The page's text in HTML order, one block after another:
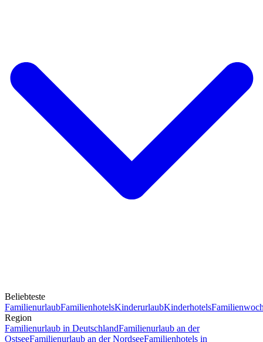
Beliebteste
FamilienurlaubFamilienhotelsKinderurlaubKinderhotels
Region
Familienurlaub in DeutschlandFamilienurlaub an der
OstseeFamilienurlaub an der NordseeFamilienhotels in